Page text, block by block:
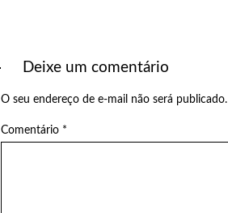
Deixe um comentário
O seu endereço de e-mail não será publicado.
Comentário *